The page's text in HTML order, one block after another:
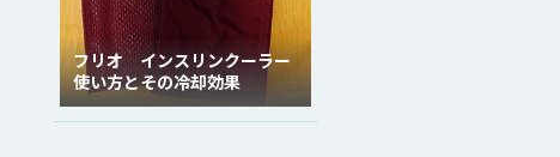
フリオ インスリンクーラー
使い方とその冷却効果